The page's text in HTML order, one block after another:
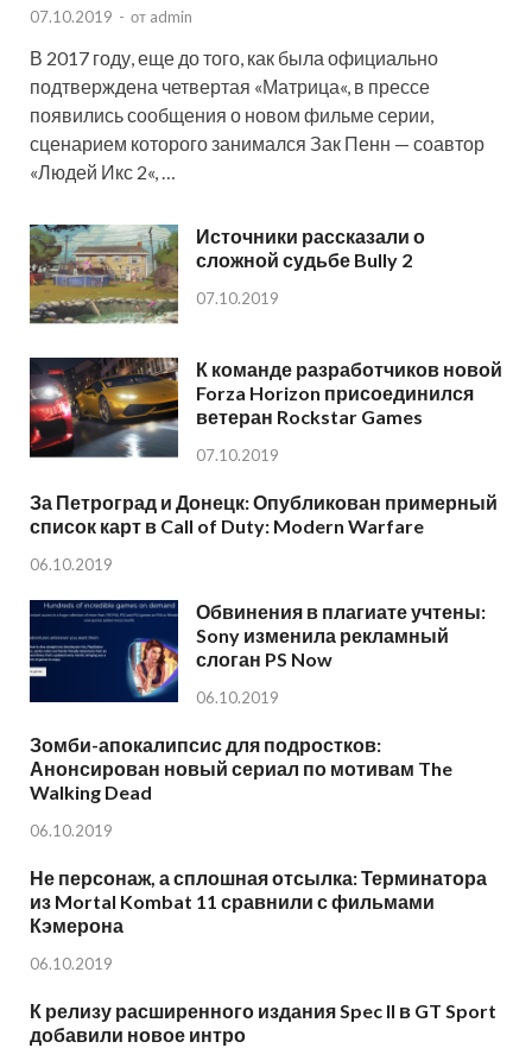
07.10.2019 - от admin
В 2017 году, еще до того, как была официально
подтверждена четвертая «Матрица«, в прессе
появились сообщения о новом фильме серии,
сценарием которого занимался Зак Пенн — соавтор
«Людей Икс 2«, …
Источники рассказали о
сложной судьбе Bully 2
07.10.2019
К команде разработчиков новой
Forza Horizon присоединился
ветеран Rockstar Games
07.10.2019
За Петроград и Донецк: Опубликован примерный
список карт в Call of Duty: Modern Warfare
06.10.2019
Обвинения в плагиате учтены:
Sony изменила рекламный
слоган PS Now
06.10.2019
Зомби-апокалипсис для подростков:
Анонсирован новый сериал по мотивам The
Walking Dead
06.10.2019
Не персонаж, а сплошная отсылка: Терминатора
из Mortal Kombat 11 сравнили с фильмами
Кэмерона
06.10.2019
К релизу расширенного издания Spec II в GT Sport
добавили новое интро